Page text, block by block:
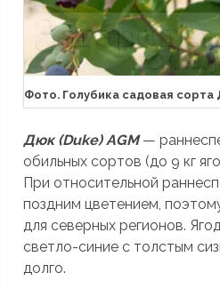
Фото. Голубика садовая
Дюк (Duke) AGM—
обильных сортов (до 9 кг
При относительной
поздним цветением,
для северных регионов.
светло-синие с толстым
долго.